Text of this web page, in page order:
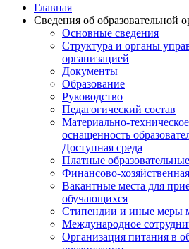
Главная
Сведения об образовательной
Основные сведения
Структура и органы
организацией
Документы
Образование
Руководство
Педагогический состав
Материально-
оснащенность
Доступная среда
Платные
Финансово-
Вакантные места для
обучающихся
Стипендии и иные меры
Международное
Организация питания в